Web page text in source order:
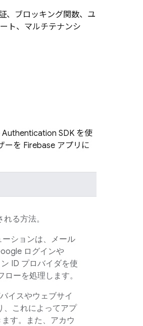
、ブロッキング関数、ユ
ト、マルチテナンシ
Authentication SDK を使
ーを Firebase アプリに
る方法。
ションは、メール
ログインや
ID プロバイダを使
ーを処理します。
イスやウェブサイ
、これによってアプ
す。また、アカウ